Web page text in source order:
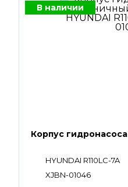
В наличии
Корпус гидронасоса
HYUNDAI R110LC-7A
XJBN-01046